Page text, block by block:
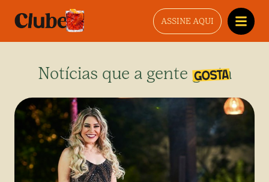
ASSINE AQUI
Notícias que a gente gosta